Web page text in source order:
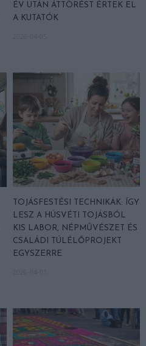
ÉV UTÁN ÁTTÖRÉST ÉRTEK EL
A KUTATÓK
TOJÁSFESTÉSI TECHNIKÁK: ÍGY
LESZ A HÚSVÉTI TOJÁSBÓL
KIS LABOR, NÉPMŰVÉSZET ÉS
CSALÁDI TÚLÉLŐPROJEKT
EGYSZERRE